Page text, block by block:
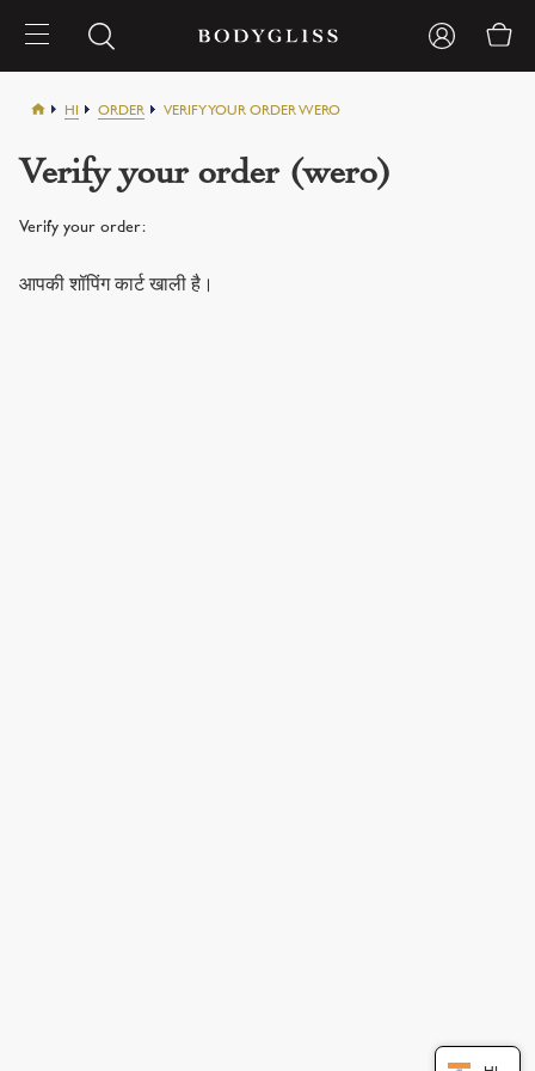
HI ORDER VERIFY YOUR ORDER WERO
Verify your order (wero)
Verify your order:
आपकी शॉपिंग कार्ट खाली है।